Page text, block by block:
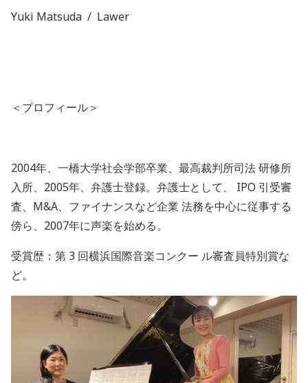
Yuki Matsuda / Lawer
＜プロフィール＞
2004年、一橋大学社会学部卒業、最高裁判所司法研修所
入所、 2005年、弁護士登録。弁護士として、 IPO 引受審
査、 M&A、ファイナンスなど企業 法務を中心に従事する
傍ら、 2007年に声楽を始める。
受賞歴：第 3 回横浜国際音楽コンクー ル審査員特別賞な
ど。